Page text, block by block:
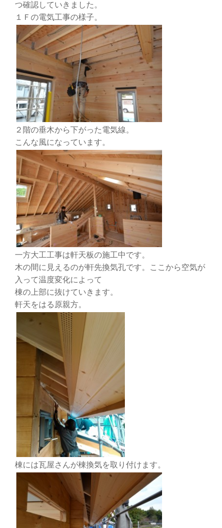
つ確認していきました。
１Ｆの電気工事の様子。
２階の垂木から下がった電気線。
こんな風になっています。
一方大工工事は軒天板の施工中です。
木の間に見えるのが軒先換気孔です。ここから空気が
入って温度変化によって
棟の上部に抜けていきます。
軒天をはる原親方。
棟には瓦屋さんが棟換気を取り付けます。